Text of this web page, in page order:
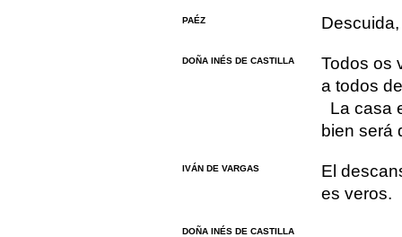
PAÉZ
DOÑA INÉS DE CASTILLA
Todos os
a todos
La casa
bien será
IVÁN DE VARGAS
El
es veros.
DOÑA INÉS DE CASTILLA